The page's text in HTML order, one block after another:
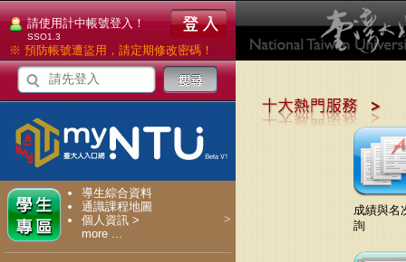
請使用計中帳號登入！
SSO1.3
※ 預防帳號遭盜用，請定期修改密碼！
導生綜合資料
通識課程地圖
個人資訊 >
more ...
>
成績與名
詢